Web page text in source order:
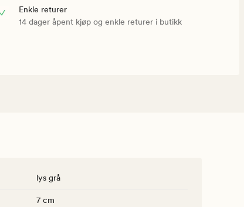
Enkle returer
14 dager åpent kjøp og enkle returer i butikk
lys grå
7 cm